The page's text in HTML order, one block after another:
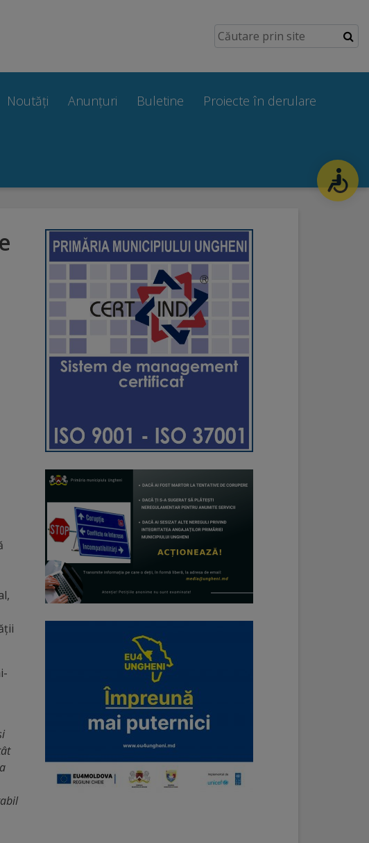
Noutăți Anunțuri Buletine Proiecte în derulare